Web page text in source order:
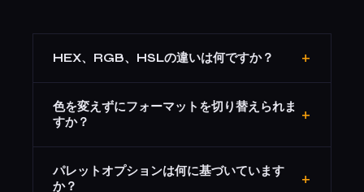
HEX、RGB、HSLの違いは何ですか？ +
（例：#FF6B35）。RGBは赤、緑、青のチャネル（0-
255）を指定します。HSLは色相（0-360）、彩度（%）、
明度（%）を表し、デザイナーにとってより直感的です。
色を変えずにフォーマットを切り替えられま
すか？
+
成せずに現在表示されている色の出力フォーマットが切り
パレットオプションは何に基づいています
か？
+